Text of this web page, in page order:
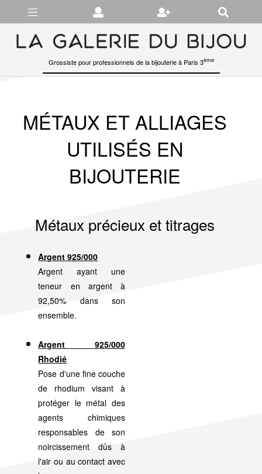
Grossiste pour professionnels de la bijouterie à Paris 3ème
MÉTAUX ET ALLIAGES
UTILISÉS EN
BIJOUTERIE
Métaux précieux et titrages
Argent 925/000
Argent ayant une
teneur en argent à
92,50% dans son
ensemble.
Argent 925/000
Rhodié
Pose d'une fine couche
de rhodium visant à
protéger le métal des
agents chimiques
responsables de son
noircissement dûs à
l'air ou au contact avec
Gérer les préférences en matière de cookies